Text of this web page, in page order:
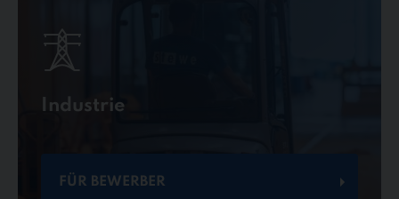
Industrie
FÜR BEWERBER